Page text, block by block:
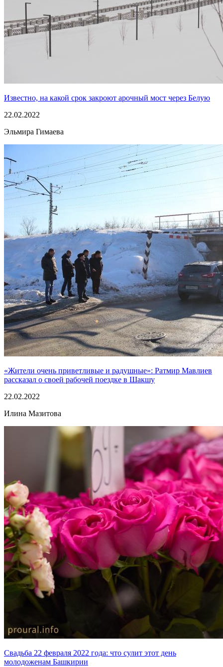
Известно, на какой срок закроют арочный мост через Белую
22.02.2022
Эльмира Гимаева
«Жители очень приветливые и радушные»: Ратмир Мавлиев
рассказал о своей рабочей поездке в Шакшу
22.02.2022
Илина Мазитова
Свадьба 22 февраля 2022 года: что сулит этот день
молодоженам Башкирии